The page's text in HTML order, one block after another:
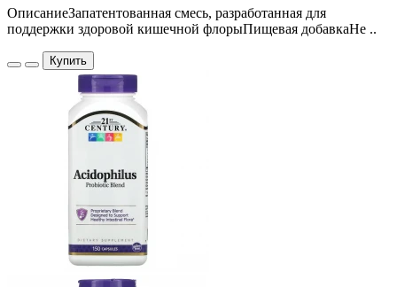
ОписаниеЗапатентованная смесь, разработанная для
поддержки здоровой кишечной флорыПищевая добавкаНе ..
Купить